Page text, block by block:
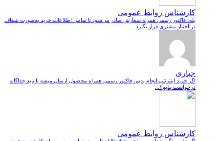
کارشناس روابط عمومی
بله، فاکتور رسمی همراه سفارش صادر می‌شود تا تمامی اطلاعات خرید به‌صورت شفاف
در اختیار مشتری قرار بگیرد....
جباری
اگر خرید اینترنتی انجام بدیم، فاکتور رسمی همراه محصول ارسال میشه یا باید جداگانه
درخواست بدیم؟...
کارشناس روابط عمومی